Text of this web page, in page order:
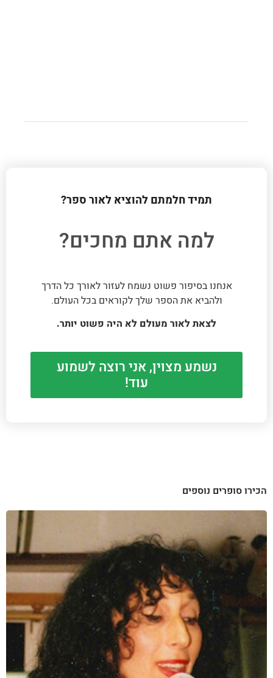
תמיד חלמתם להוציא לאור ספר?
למה אתם מחכים?
אנחנו בסיפור פשוט נשמח לעזור לאורך כל הדרך
ולהביא את הספר שלך לקוראים בכל העולם.
לצאת לאור מעולם לא היה פשוט יותר.
נשמע מצוין, אני רוצה לשמוע
עוד!
הכירו סופרים נוספים